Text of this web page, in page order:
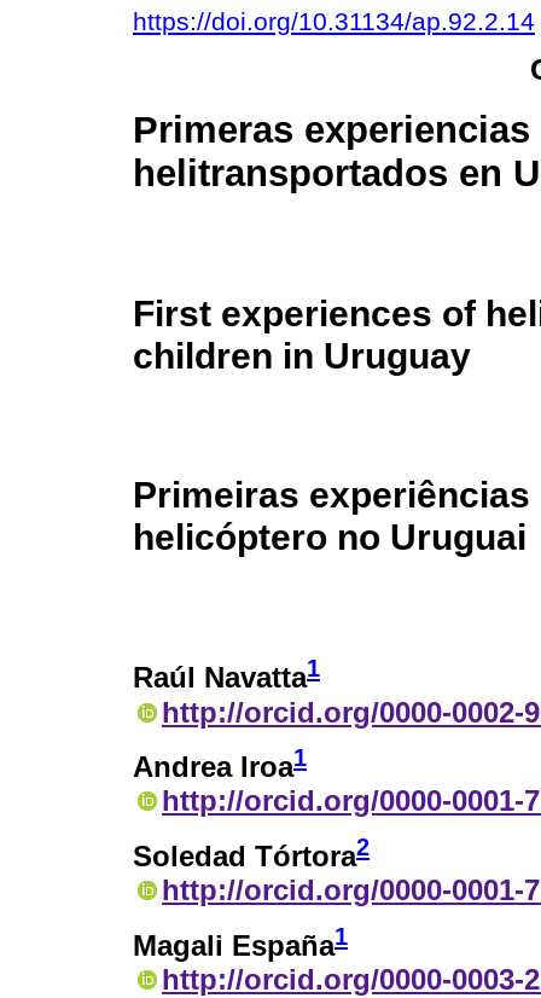
https://doi.org/10.31134/ap.92.2.14
Primeras
helitransportados en
First experiences of
children in Uruguay
Primeiras
helicóptero no Uruguai
Raúl Navatta1
http://orcid.org/0000-0002-
Andrea Iroa1
http://orcid.org/0000-0001-
Soledad Tórtora2
http://orcid.org/0000-0001-
Magali España1
http://orcid.org/0000-0003-